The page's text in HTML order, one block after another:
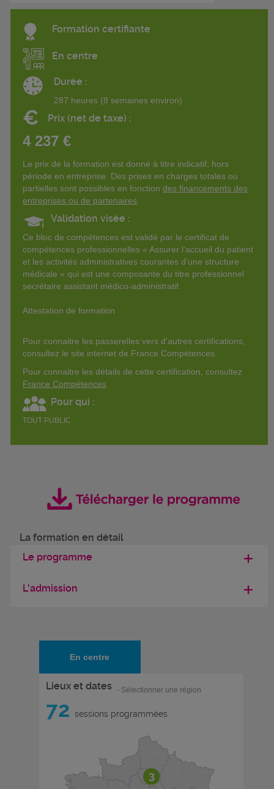
Formation certifiante
En centre
Durée :
287 heures (8 semaines environ)
€ Prix (net de taxe) :
4 237 €
Le prix de la formation est donné à titre indicatif, hors
période en entreprise. Des prises en charges totales ou
partielles sont possibles en fonction des financements des
entreprises ou de partenaires
Validation visée :
Ce bloc de compétences est validé par le certificat de
compétences professionnelles « Assurer l’accueil du patient
et les activités administratives courantes d’une structure
médicale » qui est une composante du titre professionnel
secrétaire assistant médico-administratif.
Attestation de formation
Pour connaitre les passerelles vers d'autres certifications,
consultez le site internet de France Compétences.
Pour connaitre les détails de cette certification, consultez
France Compétences
Pour qui :
TOUT PUBLIC
La formation en détail
Le programme
L'admission
En centre
Lieux et dates - Sélectionner une région
72 sessions programmées
3